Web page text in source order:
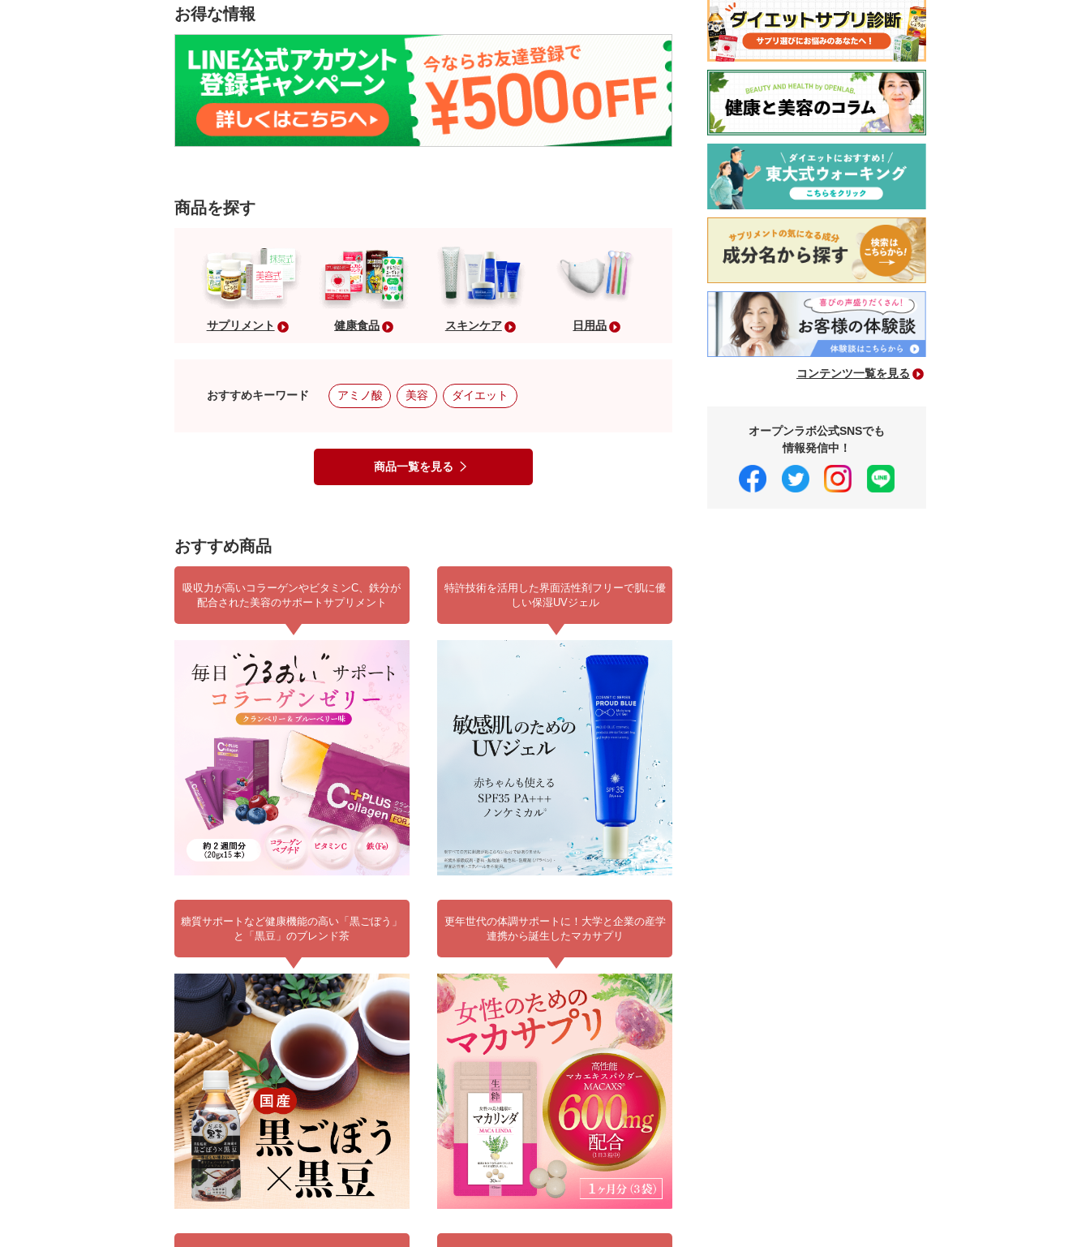
お得な情報
商品を探す
サプリメント 健康食品 スキンケア 日用品
おすすめキーワード アミノ酸 美容 ダイエット
商品一覧を見る
おすすめ商品
吸収力が高いコラーゲンやビタミンC、鉄分が
配合された美容のサポートサプリメント
特許技術を活用した界面活性剤フリーで肌に優
しい保湿UVジェル
糖質サポートなど健康機能の高い「黒ごぼう」
と「黒豆」のブレンド茶
更年世代の体調サポートに！大学と企業の産学
連携から誕生したマカサプリ
コンテンツ一覧を見る
オープンラボ公式SNSでも
情報発信中！